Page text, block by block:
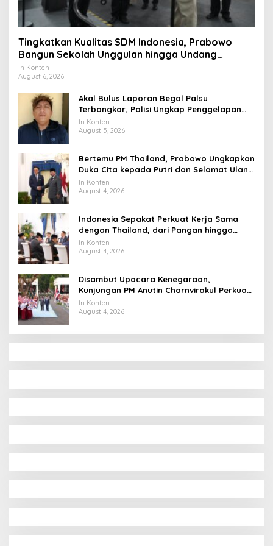
Tingkatkan Kualitas SDM Indonesia, Prabowo
Bangun Sekolah Unggulan hingga Undang
Universitas Terbaik Dunia
In Konten
August 6, 2026
Akal Bulus Laporan Begal Palsu
Terbongkar, Polisi Ungkap Penggelapan
Uang Perusahaan untuk Crypto
In Konten
August 5, 2026
Bertemu PM Thailand, Prabowo Ungkapkan
Duka Cita kepada Putri dan Selamat Ulang
Tahun ke Raja Thailand
In Konten
August 4, 2026
Indonesia Sepakat Perkuat Kerja Sama
dengan Thailand, dari Pangan hingga
Ekonomi Digital
In Konten
August 4, 2026
Disambut Upacara Kenegaraan,
Kunjungan PM Anutin Charnvirakul Perkuat
Hubungan Indonesia-Thailand
In Konten
August 4, 2026